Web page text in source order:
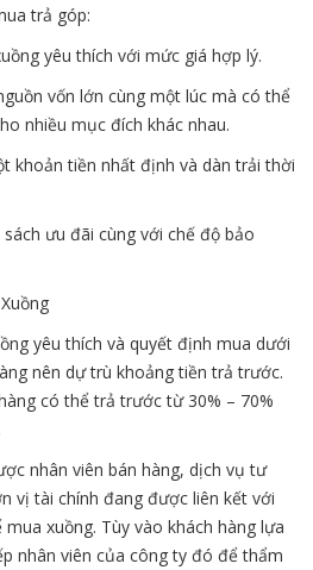
trả góp:
yêu thích với mức giá hợp lý.
vốn lớn cùng một lúc mà có thể
nhiều mục đích khác nhau.
khoản tiền nhất định và dàn trải thời
ưu đãi cùng với chế độ bảo
yêu thích và quyết định mua dưới
nên dự trù khoảng tiền trả trước.
có thể trả trước từ 30% – 70%
nhân viên bán hàng, dịch vụ tư
vị tài chính đang được liên kết với
xuồng. Tùy vào khách hàng lựa
nhân viên của công ty đó để thẩm